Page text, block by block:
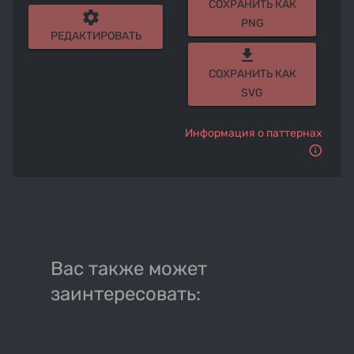
settings
РЕДАКТИРОВАТЬ
СОХРАНИТЬ КАК
PNG
get_app
СОХРАНИТЬ КАК
SVG
Информация о паттернах
Вас также может
заинтересовать: